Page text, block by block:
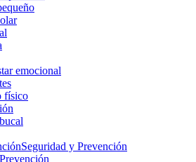
emocional
físico
Seguridad y Prevención